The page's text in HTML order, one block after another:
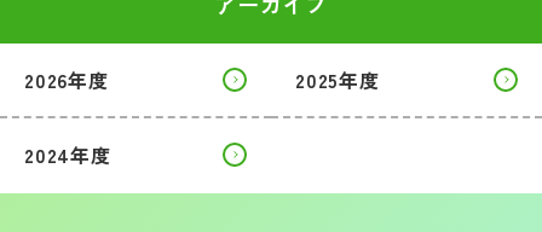
2026年度 2025年度
2024年度